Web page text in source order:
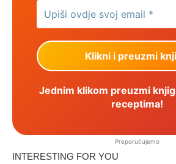
Jednim klikom preuzmi
receptima!
Preporučujemo